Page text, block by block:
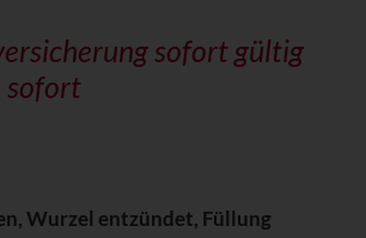
sofort gültig
sofort
Wurzel entzündet, Füllung